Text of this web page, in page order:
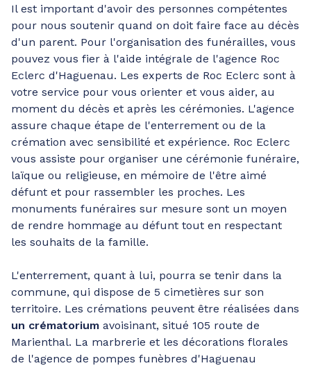
Il est important d'avoir des personnes compétentes
pour nous soutenir quand on doit faire face au décès
d'un parent. Pour l'organisation des funérailles, vous
pouvez vous fier à l'aide intégrale de l'agence Roc
Eclerc d'Haguenau. Les experts de Roc Eclerc sont à
votre service pour vous orienter et vous aider, au
moment du décès et après les cérémonies. L'agence
assure chaque étape de l'enterrement ou de la
crémation avec sensibilité et expérience. Roc Eclerc
vous assiste pour organiser une cérémonie funéraire,
laïque ou religieuse, en mémoire de l'être aimé
défunt et pour rassembler les proches. Les
monuments funéraires sur mesure sont un moyen
de rendre hommage au défunt tout en respectant
les souhaits de la famille.
L'enterrement, quant à lui, pourra se tenir dans la
commune, qui dispose de 5 cimetières sur son
territoire. Les crémations peuvent être réalisées dans
un crématorium avoisinant, situé 105 route de
Marienthal. La marbrerie et les décorations florales
de l'agence de pompes funèbres d'Haguenau